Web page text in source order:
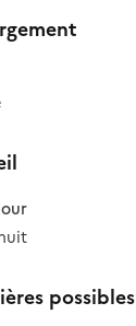
disponible
disponible
possibles